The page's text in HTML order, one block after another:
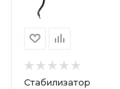
Стабилизатор